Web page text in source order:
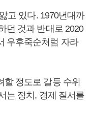
고 있다. 1970년대까
던 것과 반대로 2020
우후죽순처럼 자라
정도로 갈등 수위
는 정치, 경제 질서를